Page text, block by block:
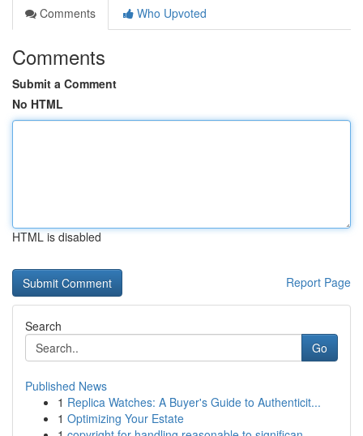
Comments
Who Upvoted
Comments
Submit a Comment
No HTML
HTML is disabled
Report Page
Search
Go
Published News
1 Replica Watches: A Buyer's Guide to Authenticit...
1 Optimizing Your Estate